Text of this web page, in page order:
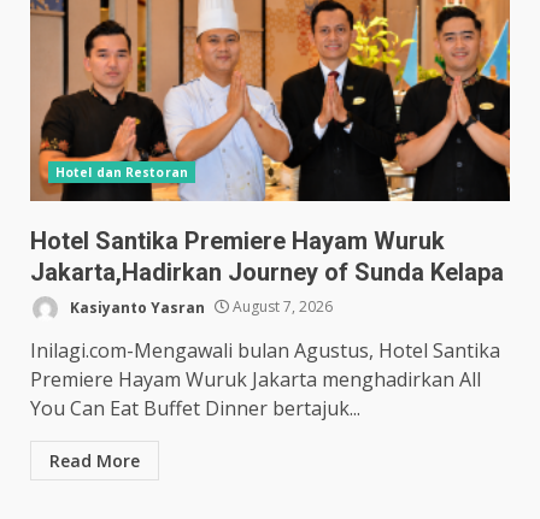
Hotel dan Restoran
Hotel Santika Premiere Hayam Wuruk
Jakarta,Hadirkan Journey of Sunda Kelapa
Kasiyanto Yasran August 7, 2026
Inilagi.com-Mengawali bulan Agustus, Hotel Santika
Premiere Hayam Wuruk Jakarta menghadirkan All
You Can Eat Buffet Dinner bertajuk...
Read More